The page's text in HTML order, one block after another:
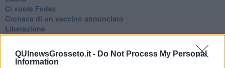
QUInewsGrosseto.it - Do Not Process My Personal
Information
​Ci vuole Fedez
​Cronaca di un vaccino annunciato
​Liberazione
Esternazioni
Vaxzevria
Nazionali